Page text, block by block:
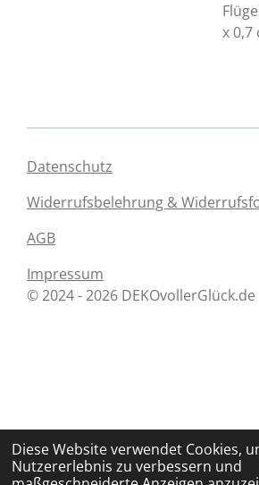
Diese Website verwendet Cookies,
Nutzererlebnis zu verbessern und
x 0,7
Datenschutz
Widerrufsbelehrung &
AGB
Impressum
© 2024 - 2026 DEKOvollerGlück.de